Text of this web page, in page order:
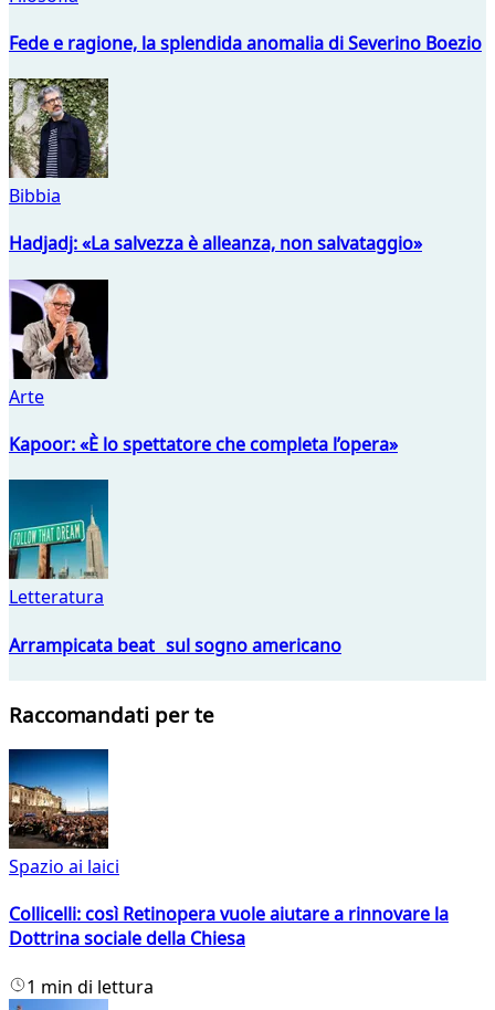
Fede e ragione, la splendida anomalia di Severino Boezio
Bibbia
Hadjadj: «La salvezza è alleanza, non salvataggio»
Arte
Kapoor: «È lo spettatore che completa l’opera»
Letteratura
Arrampicata beat sul sogno americano
Raccomandati per te
Spazio ai laici
Collicelli: così Retinopera vuole aiutare a rinnovare la
Dottrina sociale della Chiesa
1 min di lettura